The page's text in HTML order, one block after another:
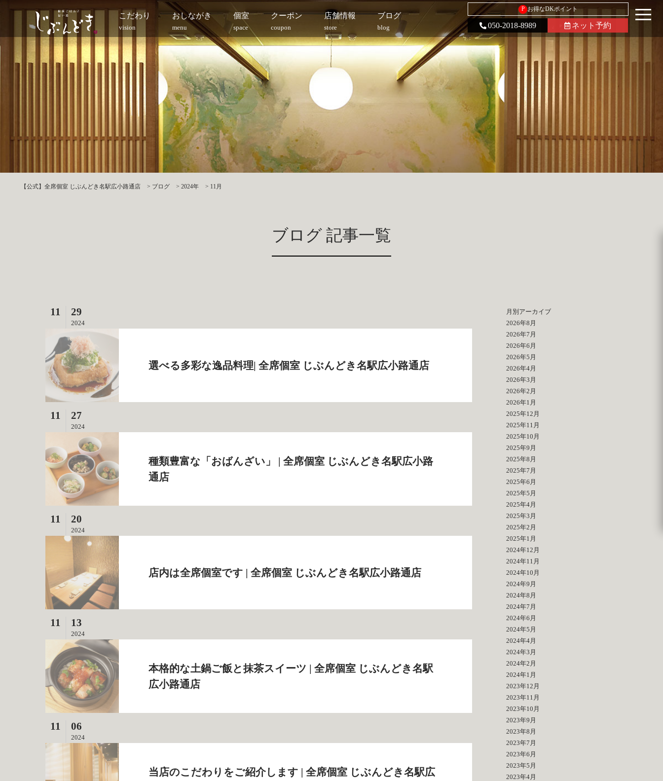
こだわり
vision
おしながき
menu
個室
space
クーポン
coupon
店舗情報
store
ブログ
blog
P お得なDKポイント
050-2018-8989 ネット予約
【公式】全席個室 じぶんどき名駅広小路通店 > ブログ > 2024年 > 11月
ブログ 記事一覧
11 29
2024
選べる多彩な逸品料理| 全席個室 じぶんどき名駅広小路通店
11 27
2024
種類豊富な「おばんざい」 | 全席個室 じぶんどき名駅広小路
通店
11 20
2024
店内は全席個室です | 全席個室 じぶんどき名駅広小路通店
11 13
2024
本格的な土鍋ご飯と抹茶スイーツ | 全席個室 じぶんどき名駅
広小路通店
11 06
2024
当店のこだわりをご紹介します | 全席個室 じぶんどき名駅広
月別アーカイブ
2026年8月
2026年7月
2026年6月
2026年5月
2026年4月
2026年3月
2026年2月
2026年1月
2025年12月
2025年11月
2025年10月
2025年9月
2025年8月
2025年7月
2025年6月
2025年5月
2025年4月
2025年3月
2025年2月
2025年1月
2024年12月
2024年11月
2024年10月
2024年9月
2024年8月
2024年7月
2024年6月
2024年5月
2024年4月
2024年3月
2024年2月
2024年1月
2023年12月
2023年11月
2023年10月
2023年9月
2023年8月
2023年7月
2023年6月
2023年5月
2023年4月